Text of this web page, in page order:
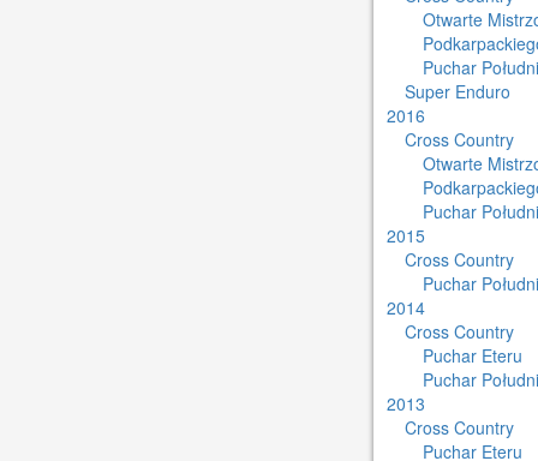
Otwarte
Puchar
Super Enduro
2016
Cross Country
Otwarte
Puchar
2015
Cross Country
Puchar
2014
Cross Country
Puchar Eteru
Puchar
2013
Cross Country
Puchar Eteru